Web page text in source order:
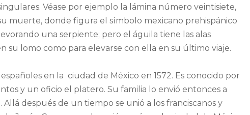
Véase por ejemplo la lámina número veintisiete,
muerte, donde figura el símbolo mexicano prehispánico
una serpiente; pero el águila tiene las alas
su lomo como para elevarse con ella en su último viaje.
en la ciudad de México en 1572. Es conocido por
y un oficio el platero. Su familia lo envió entonces a
Allá después de un tiempo se unió a los franciscanos y